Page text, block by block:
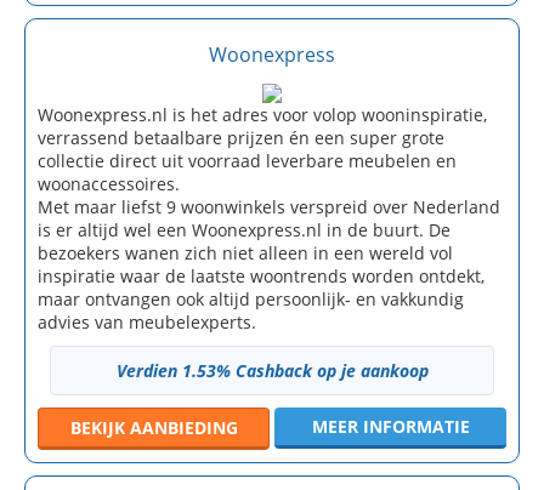
Woonexpress
Woonexpress.nl is het adres voor volop wooninspiratie,
verrassend betaalbare prijzen én een super grote
collectie direct uit voorraad leverbare meubelen en
woonaccessoires.
Met maar liefst 9 woonwinkels verspreid over Nederland
is er altijd wel een Woonexpress.nl in de buurt. De
bezoekers wanen zich niet alleen in een wereld vol
inspiratie waar de laatste woontrends worden ontdekt,
maar ontvangen ook altijd persoonlijk- en vakkundig
advies van meubelexperts.
Verdien 1.53% Cashback op je aankoop
BEKIJK AANBIEDING MEER INFORMATIE